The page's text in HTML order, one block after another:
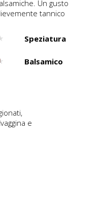
Un gusto
tannico
Speziatura
Balsamico
e